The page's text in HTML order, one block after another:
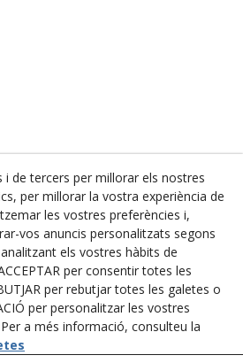
Espanya
de tercers per millorar els nostres
per millorar la vostra experiència de
les vostres preferències i,
vos anuncis personalitzats segons
els vostres hàbits de
per consentir totes les
per rebutjar totes les galetes o
per personalitzar les vostres
a més informació, consulteu la